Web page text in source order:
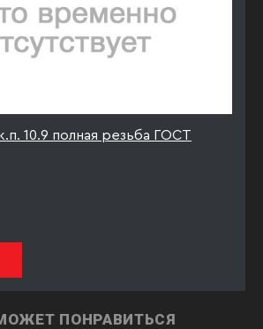
10.9 полная резьба ГОСТ
ПОНРАВИТЬСЯ